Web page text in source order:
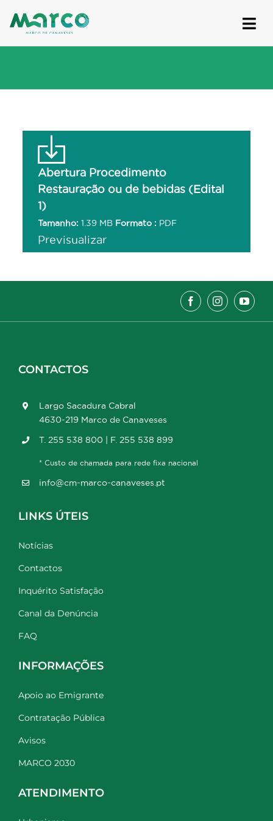
to
Abertura Procedimento
Restauração ou de bebidas (Edital
1)
Tamanho: 1.39 MB Formato : PDF
Previsualizar
CONTACTOS
Largo Sacadura Cabral
4630-219 Marco de Canaveses
T. 255 538 800 | F. 255 538 899
* Custo de chamada para rede fixa nacional
info@cm-marco-canaveses.pt
LINKS ÚTEIS
Notícias
Contactos
Inquérito Satisfação
Canal da Denúncia
FAQ
INFORMAÇÕES
Apoio ao Emigrante
Contratação Pública
Avisos
MARCO 2030
ATENDIMENTO